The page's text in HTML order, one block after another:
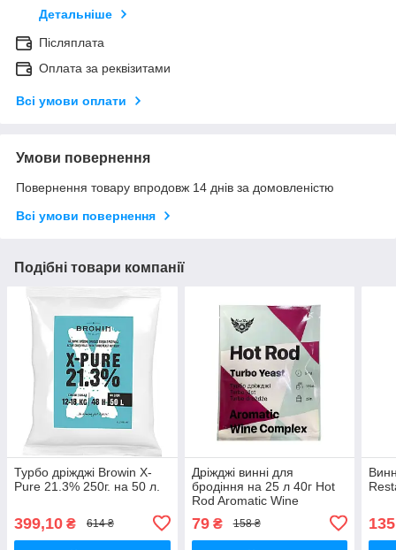
Детальніше
Післяплата
Оплата за реквізитами
Всі умови оплати
Умови повернення
Повернення товару впродовж 14 днів за домовленістю
Всі умови повернення
Подібні товари компанії
Турбо дріжджі Browin X-
Pure 21.3% 250г. на 50 л.
399,10 ₴ 614 ₴
Дріжджі винні для
бродіння на 25 л 40г Hot
Rod Aromatic Wine
79₴ 158 ₴